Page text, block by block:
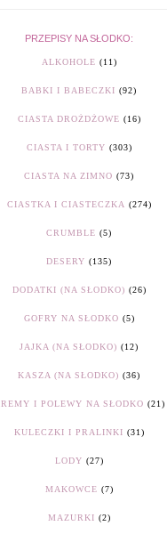
PRZEPISY NA SŁODKO:
ALKOHOLE (11)
BABKI I BABECZKI (92)
CIASTA DROŻDŻOWE (16)
CIASTA I TORTY (303)
CIASTA NA ZIMNO (73)
CIASTKA I CIASTECZKA (274)
CRUMBLE (5)
DESERY (135)
DODATKI (NA SŁODKO) (26)
GOFRY NA SŁODKO (5)
JAJKA (NA SŁODKO) (12)
KASZA (NA SŁODKO) (36)
I POLEWY NA SŁODKO (21)
KULECZKI I PRALINKI (31)
LODY (27)
MAKOWCE (7)
MAZURKI (2)